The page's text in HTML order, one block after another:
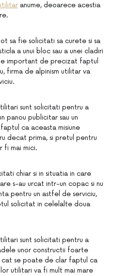
anume, deoarece acestia
sa fie solicitati sa curete si sa
a unui bloc sau a unei cladiri
important de precizat faptul
firma de alpinism utilitar va
sunt solicitati pentru a
panou publicitar sau un
ca aceasta misiune
decat prima, si pretul pentru
fi mai mici.
chiar si in situatia in care
s-au urcat intr-un copac si nu
pentru un astfel de serviciu,
solicitat in celelalte doua
sunt solicitati pentru a
unor constructii foarte
cat se poate de clar faptul ca
utilitari va fi mult mai mare